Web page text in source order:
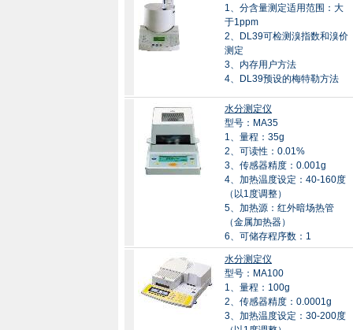
1、分含量测定适用范围：大
于1ppm
2、DL39可检测溴指数和溴价
测定
3、内存用户方法
4、DL39预设的梅特勒方法
水分测定仪
型号：MA35
1、量程：35g
2、可读性：0.01%
3、传感器精度：0.001g
4、加热温度设定：40-160度
（以1度调整）
5、加热源：红外暗场热管
（金属加热器）
6、可储存程序数：1
水分测定仪
型号：MA100
1、量程：100g
2、传感器精度：0.0001g
3、加热温度设定：30-200度